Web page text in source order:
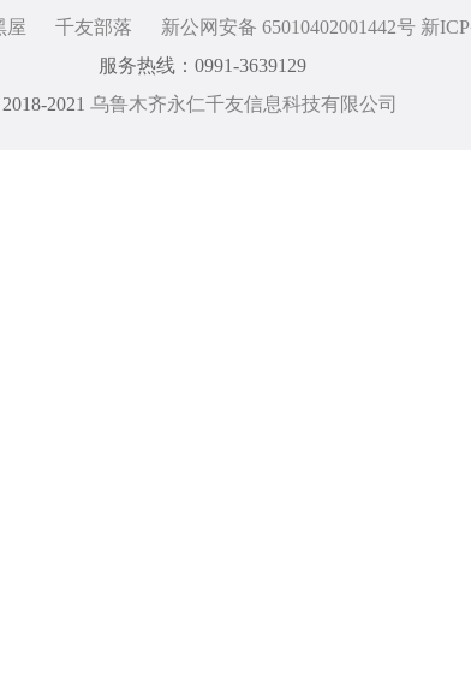
屋 千友部落
新公网安备 65010402001442号 新
服务热线：0991-3639129
2021 乌鲁木齐永仁千友信息科技有限公司